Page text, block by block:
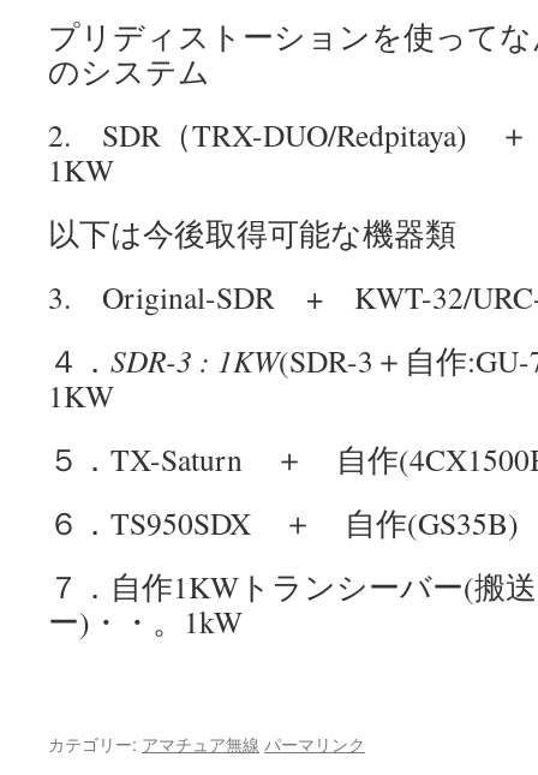
プリディストーションを使って
のシステム
2. SDR（TRX-DUO/Redpitaya)
1KW
以下は今後取得可能な機器類
3. Original-SDR + KWT-32/URC-
４． SDR-3 : 1KW(SDR-3＋自作
1KW
５．TX-Saturn ＋ 自作
６．TS950SDX ＋ 自作
７．自作1KWトランシーバー(搬
ー)・・。1kW
カテゴリー: アマチュア無線 パーマリンク